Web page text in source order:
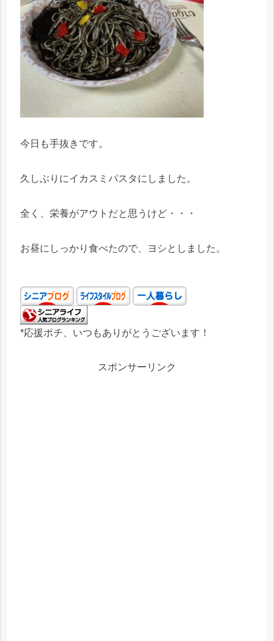
今日も手抜きです。
久しぶりにイカスミパスタにしました。
全く、栄養がアウトだと思うけど・・・
お昼にしっかり食べたので、ヨシとしました。
*応援ポチ、いつもありがとうございます！
スポンサーリンク